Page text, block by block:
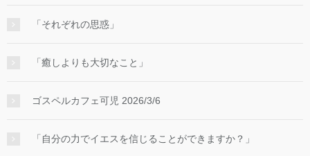
「それぞれの思惑」
「癒しよりも大切なこと」
ゴスペルカフェ可児 2026/3/6
「自分の力でイエスを信じることができますか？」